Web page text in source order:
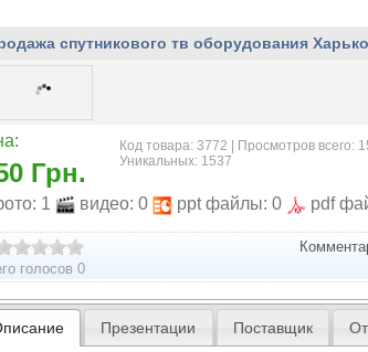
спутникового тв оборудования
Грн.
Код товара: 3772 | Просмотров всего:
Уникальных: 1537
1 видео: 0 ppt файлы: 0 pdf
голосов 0
Презентации Поставщик